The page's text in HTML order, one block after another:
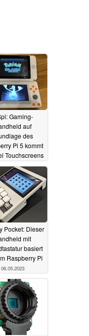
Gaming-
auf
des
Pi 5 kommt
Touchscreens
30.08.2025
Pocket: Dieser
mit
basiert
Raspberry Pi
06.05.2023